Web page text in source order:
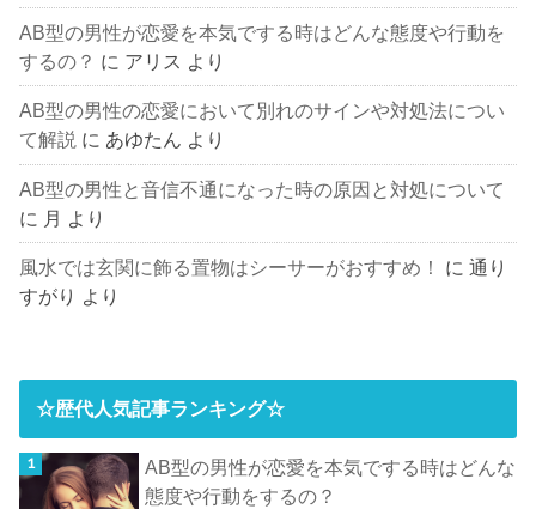
AB型の男性が恋愛を本気でする時はどんな態度や行動を
するの？ に アリス より
AB型の男性の恋愛において別れのサインや対処法につい
て解説 に あゆたん より
AB型の男性と音信不通になった時の原因と対処について
に 月 より
風水では玄関に飾る置物はシーサーがおすすめ！ に通り
すがり より
☆歴代人気記事ランキング☆
AB型の男性が恋愛を本気でする時はどんな
態度や行動をするの？